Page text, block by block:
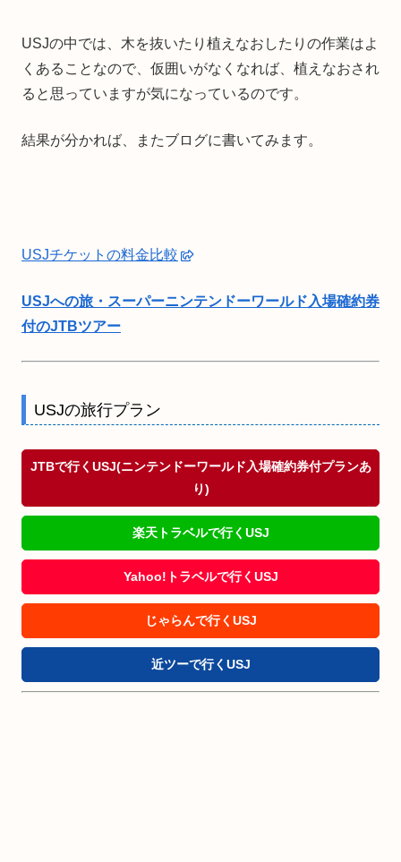
USJの中では、木を抜いたり植えなおしたりの作業はよ
くあることなので、仮囲いがなくなれば、植えなおされ
ると思っていますが気になっているのです。
結果が分かれば、またブログに書いてみます。
USJチケットの料金比較
USJへの旅・スーパーニンテンドーワールド入場確約券
付のJTBツアー
USJの旅行プラン
JTBで行くUSJ(ニンテンドーワールド入場確約券付プランあ
り)
楽天トラベルで行くUSJ
Yahoo!トラベルで行くUSJ
じゃらんで行くUSJ
近ツーで行くUSJ